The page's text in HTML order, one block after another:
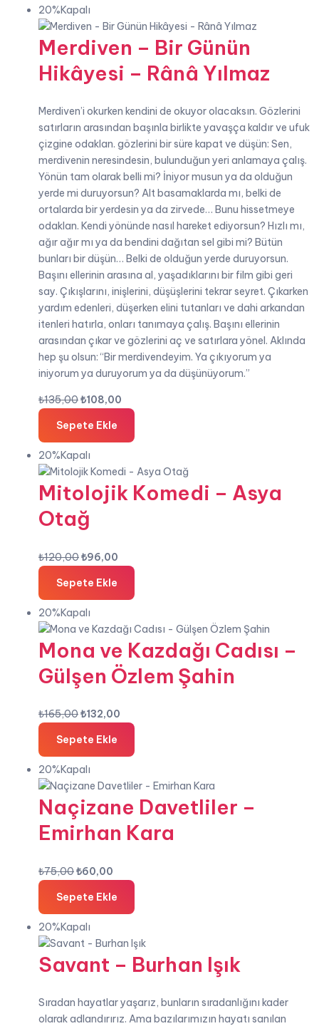
20%Kapalı
Merdiven – Bir Günün
Hikâyesi – Rânâ Yılmaz
Merdiven’i okurken kendini de okuyor olacaksın. Gözlerini
satırların arasından başınla birlikte yavaşça kaldır ve ufuk
çizgine odaklan. gözlerini bir süre kapat ve düşün: Sen,
merdivenin neresindesin, bulunduğun yeri anlamaya çalış.
Yönün tam olarak belli mi? İniyor musun ya da olduğun
yerde mi duruyorsun? Alt basamaklarda mı, belki de
ortalarda bir yerdesin ya da zirvede… Bunu hissetmeye
odaklan. Kendi yönünde nasıl hareket ediyorsun? Hızlı mı,
ağır ağır mı ya da bendini dağıtan sel gibi mi? Bütün
bunları bir düşün… Belki de olduğun yerde duruyorsun.
Başını ellerinin arasına al, yaşadıklarını bir film gibi geri
say. Çıkışlarını, inişlerini, düşüşlerini tekrar seyret. Çıkarken
yardım edenleri, düşerken elini tutanları ve dahi arkandan
itenleri hatırla, onları tanımaya çalış. Başını ellerinin
arasından çıkar ve gözlerini aç ve satırlara yönel. Aklında
hep şu olsun: “Bir merdivendeyim. Ya çıkıyorum ya
iniyorum ya duruyorum ya da düşünüyorum.”
₺135,00Orijinal
₺135,00.
₺108,00
andaki
Sepete Ekle
20%Kapalı
Mitolojik Komedi – Asya
Otağ
₺120,00Orijinal
₺120,00.
₺96,00
andaki
Sepete Ekle
20%Kapalı
Mona ve Kazdağı Cadısı –
Gülşen Özlem Şahin
₺165,00Orijinal
₺165,00.
₺132,00
andaki
Sepete Ekle
20%Kapalı
Naçizane Davetliler –
Emirhan Kara
₺75,00Orijinal
₺75,00.
₺60,00
andaki
fiyat:
Sepete Ekle
20%Kapalı
Savant – Burhan Işık
Sıradan hayatlar yaşarız, bunların sıradanlığını kader
olarak adlandırırız. Ama bazılarımızın hayatı sanılan